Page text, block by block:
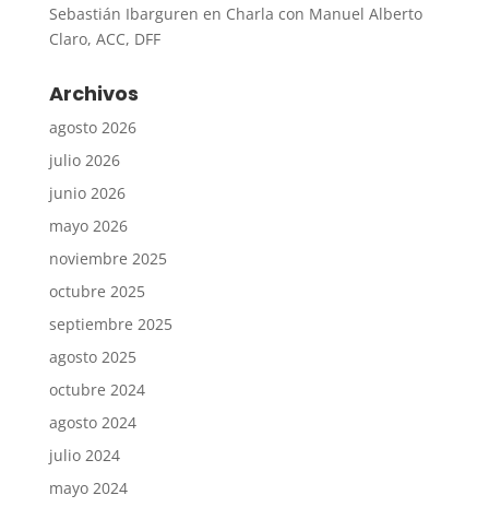
Sebastián Ibarguren en Charla con Manuel Alberto
Claro, ACC, DFF
Archivos
agosto 2026
julio 2026
junio 2026
mayo 2026
noviembre 2025
octubre 2025
septiembre 2025
agosto 2025
octubre 2024
agosto 2024
julio 2024
mayo 2024